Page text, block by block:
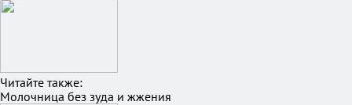
Читайте также:
Молочница без зуда и жжения